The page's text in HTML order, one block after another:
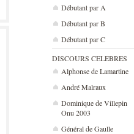
Débutant par A
Débutant par B
Débutant par C
DISCOURS CELEBRES
Alphonse de Lamartine
André Malraux
Dominique de Villepin
Onu 2003
Général de Gaulle